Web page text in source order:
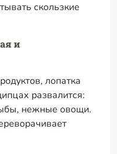
скользкие
и
лопатка
развалится:
нежные овощи.